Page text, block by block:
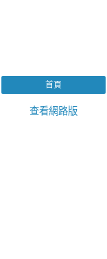
首頁
查看網路版